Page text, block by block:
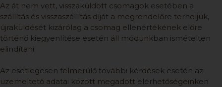
Az át nem vett, visszaküldött csomagok esetében a
szállítás és visszaszállítás díját a megrendelőre terheljük,
újraküldését kizárólag a csomag ellenértékének előre
történő kiegyenlítése esetén áll módunkban ismételten
elindítani.
Az esetlegesen felmerülő további kérdések esetén az
üzemeltető adatai között megadott elérhetőségeinken